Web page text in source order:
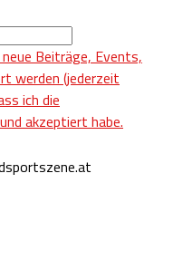
Beiträge, Events,
werden (jederzeit
ich die
akzeptiert habe.